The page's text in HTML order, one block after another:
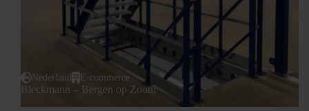
Nederland E-commerce
Bleckmann – Bergen op Zoom